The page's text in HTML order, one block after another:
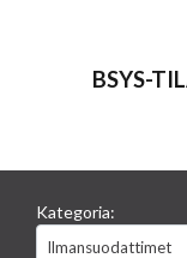
BSYS-
Kategoria:
Ilmansuodattimet